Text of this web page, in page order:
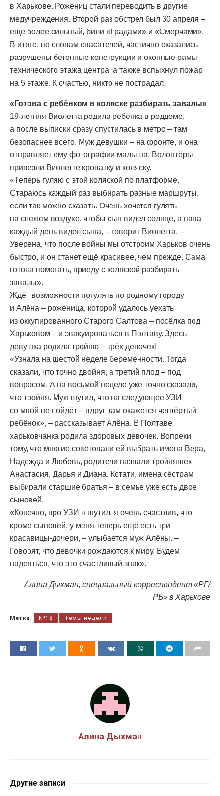
в Харькове. Рожениц стали переводить в другие
медучреждения. Второй раз обстрел был 30 апреля –
ещё более сильный, били «Градами» и «Смерчами».
В итоге, по словам спасателей, частично оказались
разрушены бетонные конструкции и оконные рамы
технического этажа центра, а также вспыхнул пожар
на 5 этаже. К счастью, никто не пострадал.
«Готова с ребёнком в коляске разбирать завалы»
19-летняя Виолетта родила ребёнка в роддоме,
а после выписки сразу спустилась в метро – там
безопаснее всего. Муж девушки – на фронте, и она
отправляет ему фотографии малыша. Волонтёры
привезли Виолетте кроватку и коляску.
«Теперь гуляю с этой коляской по платформе.
Стараюсь каждый раз выбирать разные маршруты,
если так можно сказать. Очень хочется гулять
на свежем воздухе, чтобы сын видел солнце, а папа
каждый день видел сына, – говорит Виолетта. –
Уверена, что после войны мы отстроим Харьков очень
быстро, и он станет ещё красивее, чем прежде. Сама
готова помогать, приеду с коляской разбирать
завалы».
Ждёт возможности погулять по родному городу
и Алёна – роженица, которой удалось уехать
из оккупированного Старого Салтова – посёлка под
Харьковом – и эвакуироваться в Полтаву. Здесь
девушка родила тройню – трёх девочек!
«Узнала на шестой неделе беременности. Тогда
сказали, что точно двойня, а третий плод – под
вопросом. А на восьмой неделе уже точно сказали,
что тройня. Муж шутил, что на следующее УЗИ
со мной не пойдёт – вдруг там окажется четвёртый
ребёнок», – рассказывает Алёна. В Полтаве
харьковчанка родила здоровых девочек. Вопреки
тому, что многие советовали ей выбрать имена Вера,
Надежда и Любовь, родители назвали тройняшек
Анастасия, Дарья и Диана. Кстати, имена сёстрам
выбирали старшие братья – в семье уже есть двое
сыновей.
«Конечно, про УЗИ я шутил, я очень счастлив, что,
кроме сыновей, у меня теперь ещё есть три
красавицы-дочери, – улыбается муж Алёны. –
Говорят, что девочки рождаются к миру. Будем
надеяться, что это счастливый знак».
Алина Дыхман, специальный корреспондент «РГ/
РБ» в Харькове
Метки: №18 Темы недели
Алина Дыхман
Другие записи